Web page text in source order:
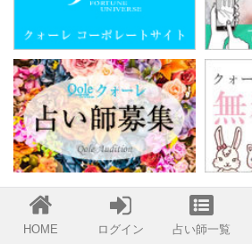
HOME ログイン 占い師一覧